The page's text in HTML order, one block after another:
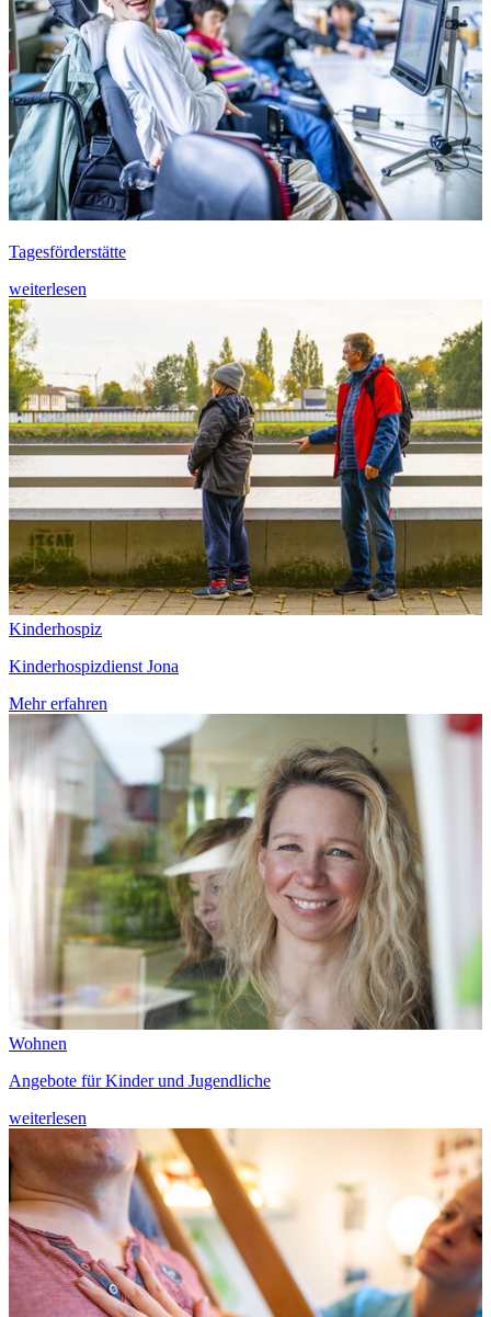
Tagesförderstätte
weiterlesen
Kinderhospiz
Kinderhospizdienst Jona
Mehr erfahren
Wohnen
Angebote für Kinder und Jugendliche
weiterlesen